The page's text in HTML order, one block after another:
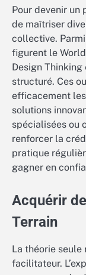
Pour devenir un
de maîtriser
collective.
figurent le
Design
structuré. Ces
efficacement
solutions
spécialisées ou
renforcer la
pratique
gagner en
Acquérir
Terrain
La théorie
facilitateur.